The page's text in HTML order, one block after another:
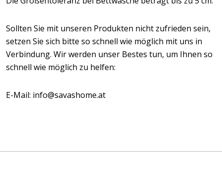
Sollten Sie mit unseren Produkten nicht zufrieden sein,
setzen Sie sich bitte so schnell wie möglich mit uns in
Verbindung. Wir werden unser Bestes tun, um Ihnen so
schnell wie möglich zu helfen:
E-Mail: info@savashome.at